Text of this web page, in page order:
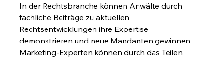
In der Rechtsbranche können Anwälte durch
fachliche Beiträge zu aktuellen
Rechtsentwicklungen ihre Expertise
demonstrieren und neue Mandanten gewinnen.
Marketing-Experten können durch das Teilen